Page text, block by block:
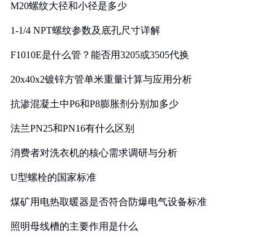
M20螺纹大径和小径是多少
1-1/4 NPT螺纹参数及底孔尺寸详解
F1010E是什么管？能否用3205或3505代换
20x40x2镀锌方管单米重量计算与应用分析
抗渗混凝土中P6和P8膨胀剂分别加多少
法兰PN25和PN16有什么区别
消费者对洗衣机的核心需求调研与分析
U型螺栓的国家标准
煤矿用电热取暖器是否符合防爆电气设备标准
照明母线槽的主要作用是什么